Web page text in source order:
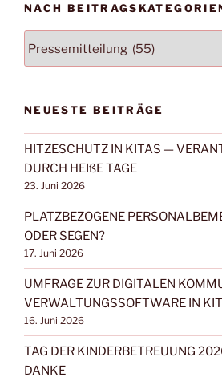
NACH
BEITRAGSKATEGORIEN
NEUESTE BEITRÄGE
HITZESCHUTZ IN KITAS —
DURCH HEIßE TAGE
23. Juni 2026
PLATZBEZOGENE
ODER SEGEN?
17. Juni 2026
UMFRAGE ZUR DIGITALEN
VERWALTUNGSSOFTWARE IN
16. Juni 2026
TAG DER KINDERBETREUUNG
DANKE